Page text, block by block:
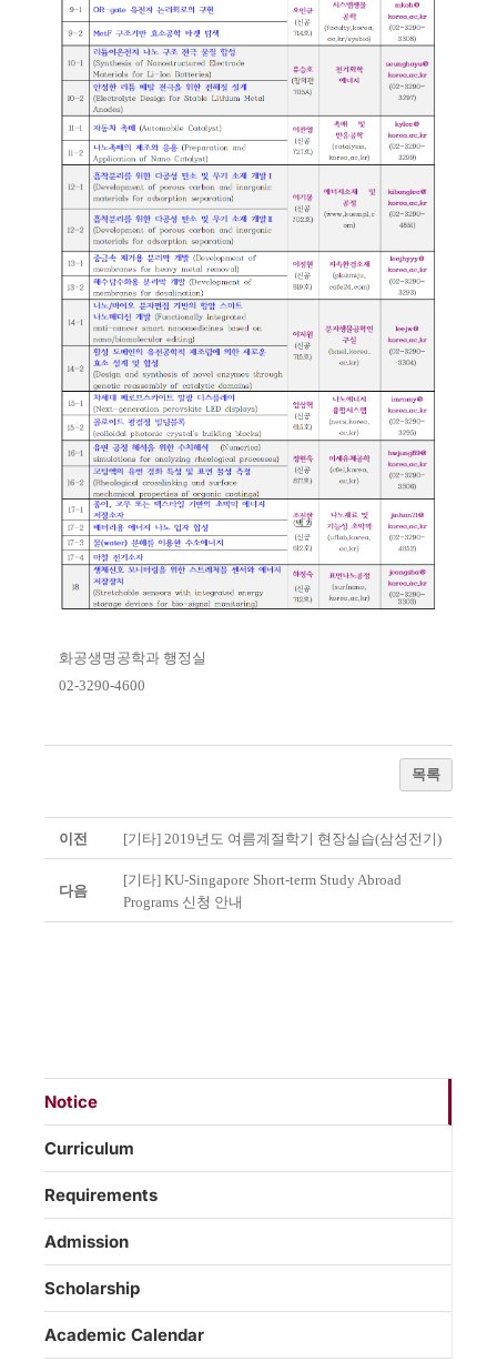
화공생명공학과 행정실
02-3290-4600
목록
이전 [기타] 2019년도 여름계절학기 현장실습(삼성전기)
다음
[기타] KU-Singapore Short-term Study Abroad
Programs 신청 안내
Notice
Curriculum
Requirements
Admission
Scholarship
Academic Calendar